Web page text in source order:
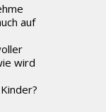
auf
wird